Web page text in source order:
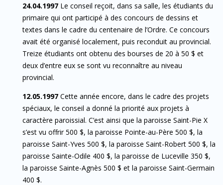
24.04.1997 Le conseil reçoit, dans sa salle, les étudiants du
primaire qui ont participé à des concours de dessins et
textes dans le cadre du centenaire de l’Ordre. Ce concours
avait été organisé localement, puis reconduit au provincial.
Treize étudiants ont obtenu des bourses de 20 à 50 $ et
deux d’entre eux se sont vu reconnaître au niveau
provincial.
12.05.1997 Cette année encore, dans le cadre des projets
spéciaux, le conseil a donné la priorité aux projets à
caractère paroissial. C’est ainsi que la paroisse Saint-Pie X
s’est vu offrir 500 $, la paroisse Pointe-au-Père 500 $, la
paroisse Saint-Yves 500 $, la paroisse Saint-Robert 500 $, la
paroisse Sainte-Odile 400 $, la paroisse de Luceville 350 $,
la paroisse Sainte-Agnès 500 $ et la paroisse Saint-Germain
400 $.